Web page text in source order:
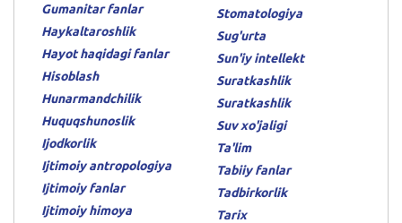
Gumanitar fanlar
Haykaltaroshlik
Hayot haqidagi fanlar
Hisoblash
Hunarmandchilik
Huquqshunoslik
Ijodkorlik
Ijtimoiy antropologiya
Ijtimoiy fanlar
Ijtimoiy himoya
Stomatologiya
Sug'urta
Sun'iy intellekt
Suratkashlik
Suratkashlik
Suv xo'jaligi
Ta'lim
Tabiiy fanlar
Tadbirkorlik
Tarix